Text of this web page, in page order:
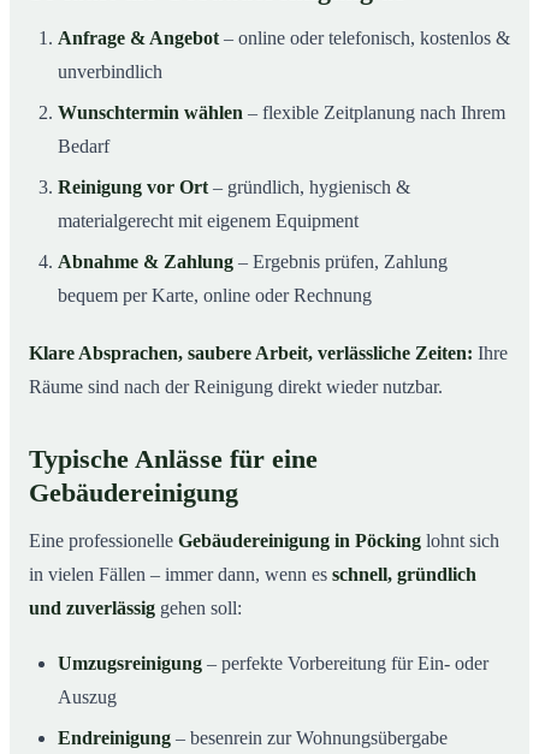
Anfrage & Angebot – online oder telefonisch, kostenlos &
unverbindlich
Wunschtermin wählen – flexible Zeitplanung nach Ihrem
Bedarf
Reinigung vor Ort – gründlich, hygienisch &
materialgerecht mit eigenem Equipment
Abnahme & Zahlung – Ergebnis prüfen, Zahlung
bequem per Karte, online oder Rechnung
Klare Absprachen, saubere Arbeit, verlässliche Zeiten: Ihre
Räume sind nach der Reinigung direkt wieder nutzbar.
Typische Anlässe für eine
Gebäudereinigung
Eine professionelle Gebäudereinigung in Pöcking lohnt sich
in vielen Fällen – immer dann, wenn es schnell, gründlich
und zuverlässig gehen soll:
Umzugsreinigung – perfekte Vorbereitung für Ein- oder
Auszug
Endreinigung – besenrein zur Wohnungsübergabe